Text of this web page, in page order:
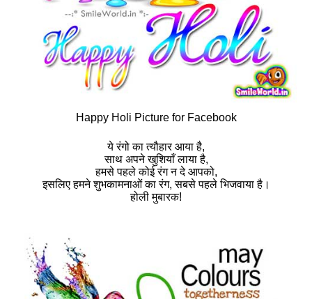
Happy Holi Picture for Facebook
ये रंगो का त्यौहार आया है,
साथ अपने खुशियाँ लाया है,
हमसे पहले कोई रंग न दे आपको,
इसलिए हमने शुभकामनाओं का रंग, सबसे पहले भिजवाया है।
होली मुबारक!